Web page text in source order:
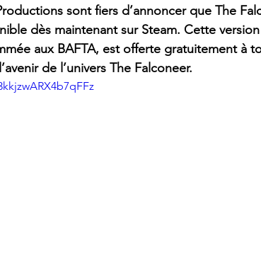
The Game Awards Balan
sont fiers d’annoncer que The
dès maintenant sur Steam. Cette
aux BAFTA, est offerte gratuitement à
de l’univers The Falconeer.